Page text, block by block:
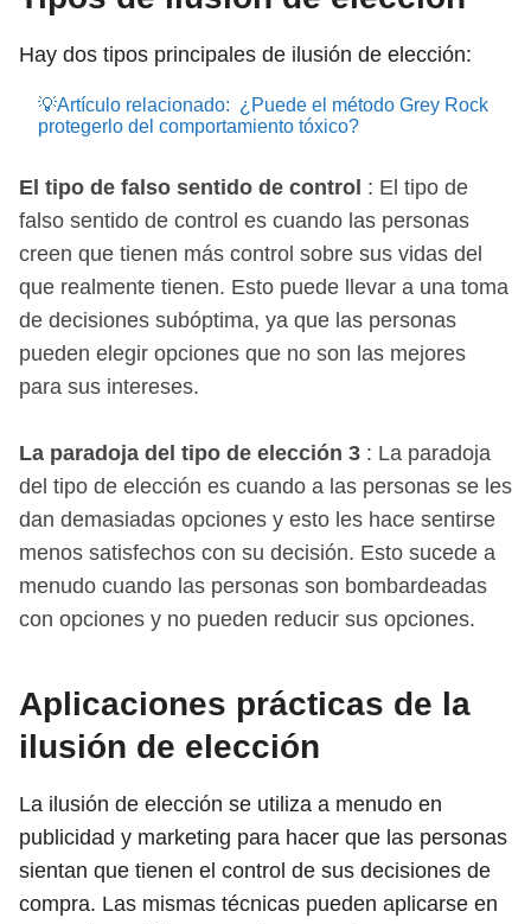
Hay dos tipos principales de ilusión de elección:
💡Artículo relacionado: ¿Puede el método Grey Rock
protegerlo del comportamiento tóxico?
El tipo de falso sentido de control : El tipo de
falso sentido de control es cuando las personas
creen que tienen más control sobre sus vidas del
que realmente tienen. Esto puede llevar a una toma
de decisiones subóptima, ya que las personas
pueden elegir opciones que no son las mejores
para sus intereses.
La paradoja del tipo de elección 3 : La paradoja
del tipo de elección es cuando a las personas se les
dan demasiadas opciones y esto les hace sentirse
menos satisfechos con su decisión. Esto sucede a
menudo cuando las personas son bombardeadas
con opciones y no pueden reducir sus opciones.
Aplicaciones prácticas de la
ilusión de elección
La ilusión de elección se utiliza a menudo en
publicidad y marketing para hacer que las personas
sientan que tienen el control de sus decisiones de
compra. Las mismas técnicas pueden aplicarse en